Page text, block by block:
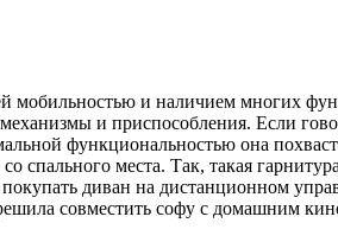
мобильностью и наличием многих
и приспособления. Если
функциональностью она
спального места. Так, такая
диван на дистанционном
совместить софу с домашним